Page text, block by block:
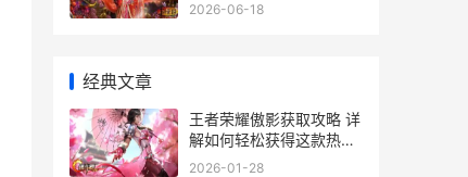
2026-06-18
经典文章
王者荣耀傲影获取攻略 详
解如何轻松获得这款热门
英雄
2026-01-28